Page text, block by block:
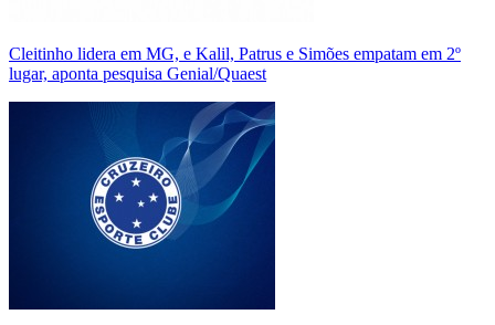
Cleitinho lidera em MG, e Kalil, Patrus e Simões empatam em 2º
lugar, aponta pesquisa Genial/Quaest